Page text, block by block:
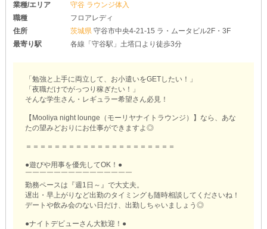
業種/エリア
守谷 ラウンジ体入
職種
フロアレディ
住所
茨城県守谷市中央4-21-15 ラ・ムータビル2F・3F
最寄り駅
各線「守谷駅」土塔口より徒歩3分
「勉強と上手に両立して、お小遣いをGETしたい！」
「夜職だけでがっつり稼ぎたい！」
そんな学生さん・レギュラー希望さん必見！
【Mooliya night lounge（モーリヤナイトラウンジ）】なら、あな
たの望みどおりにお仕事ができますよ◎
＝＝＝＝＝＝＝＝＝＝＝＝＝＝＝＝＝＝＝＝＝
●遊びや用事を優先してOK！●
￣￣￣￣￣￣￣￣￣￣￣￣￣￣￣
勤務ペースは『週1日～』で大丈夫。
遅出・早上がりなど出勤のタイミングも随時相談してくださいね！
デートや飲み会のない日だけ、出勤しちゃいましょう◎
●ナイトデビューさん大歓迎！●